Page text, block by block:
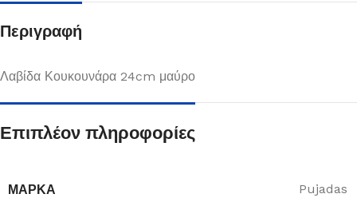
Περιγραφή
Λαβίδα Κουκουνάρα 24cm μαύρο
Επιπλέον πληροφορίες
ΜΆΡΚΑ Pujadas